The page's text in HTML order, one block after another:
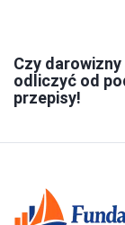
Czy
odliczyć od
przepisy!